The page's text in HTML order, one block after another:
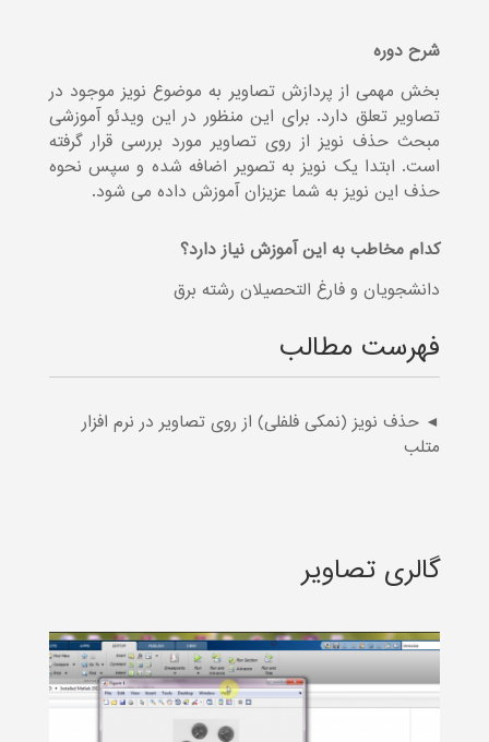
شرح دوره
بخش مهمی از پردازش تصاویر به موضوع نویز موجود در
تصاویر تعلق دارد. برای این منظور در این ویدئو آموزشی
مبحث حذف نویز از روی تصاویر مورد بررسی قرار گرفته
است. ابتدا یک نویز به تصویر اضافه شده و سپس نحوه
حذف این نویز به شما عزیزان آموزش داده می شود.
کدام مخاطب به این آموزش نیاز دارد؟
دانشجویان و فارغ التحصیلان رشته برق
فهرست مطالب
◄ حذف نویز (نمکی فلفلی) از روی تصاویر در نرم افزار
متلب
گالری تصاویر